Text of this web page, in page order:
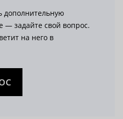
дополнительную
задайте свой вопрос.
на него в